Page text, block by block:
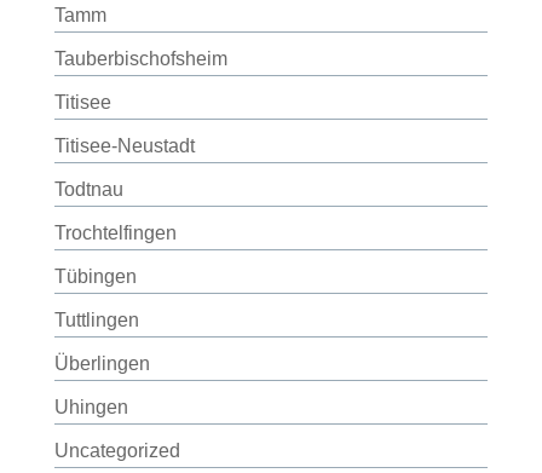
Tamm
Tauberbischofsheim
Titisee
Titisee-Neustadt
Todtnau
Trochtelfingen
Tübingen
Tuttlingen
Überlingen
Uhingen
Uncategorized